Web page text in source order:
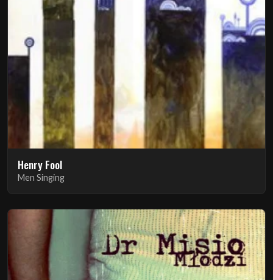
Henry Fool
Men Singing